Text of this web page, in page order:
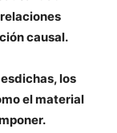
causal.
los
el material